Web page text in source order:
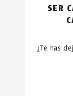
SER
¿Te has